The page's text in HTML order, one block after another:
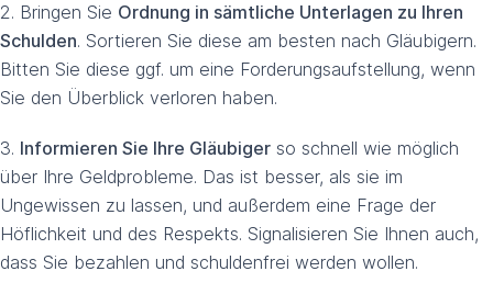
2. Bringen Sie Ordnung in sämtliche Unterlagen zu Ihren
Schulden. Sortieren Sie diese am besten nach Gläubigern.
Bitten Sie diese ggf. um eine Forderungsaufstellung, wenn
Sie den Überblick verloren haben.
3. Informieren Sie Ihre Gläubiger so schnell wie möglich
über Ihre Geldprobleme. Das ist besser, als sie im
Ungewissen zu lassen, und außerdem eine Frage der
Höflichkeit und des Respekts. Signalisieren Sie Ihnen auch,
dass Sie bezahlen und schuldenfrei werden wollen.